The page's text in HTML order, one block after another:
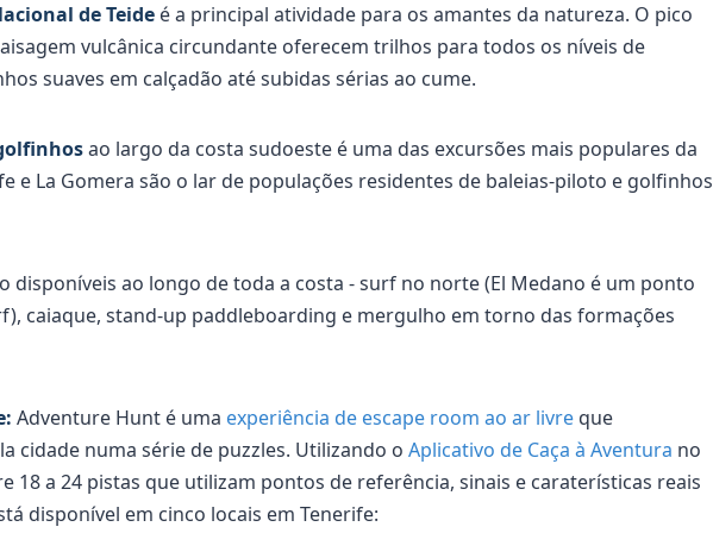
de Teide é a principal atividade para os amantes da natureza. O pico
vulcânica circundante oferecem trilhos para todos os níveis de
suaves em calçadão até subidas sérias ao cume.
ao largo da costa sudoeste é uma das excursões mais populares da
e La Gomera são o lar de populações residentes de baleias-piloto e golfinhos
disponíveis ao longo de toda a costa - surf no norte (El Medano é um ponto
caiaque, stand-up paddleboarding e mergulho em torno das formações
Adventure Hunt é uma experiência de escape room ao ar livre que
cidade numa série de puzzles. Utilizando o Aplicativo de Caça à Aventura no
18 a 24 pistas que utilizam pontos de referência, sinais e caraterísticas reais
disponível em cinco locais em Tenerife: